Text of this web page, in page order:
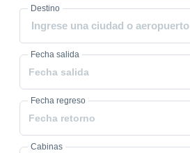
Destino
Ingrese una ciudad o aeropuerto
Fecha salida
Fecha regreso
Cabinas